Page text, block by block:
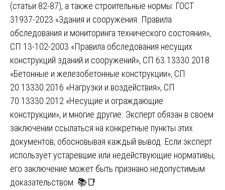
(статьи 82-87), а также строительные нормы: ГОСТ
31937-2023 «Здания и сооружения. Правила
обследования и мониторинга технического состояния»,
СП 13-102-2003 «Правила обследования несущих
конструкций зданий и сооружений», СП 63.13330.2018
«Бетонные и железобетонные конструкции», СП
20.13330.2016 «Нагрузки и воздействия», СП
70.13330.2012 «Несущие и ограждающие
конструкции», и многие другие. Эксперт обязан в своем
заключении ссылаться на конкретные пункты этих
документов, обосновывая каждый вывод. Если эксперт
использует устаревшие или недействующие нормативы,
его заключение может быть признано недопустимым
доказательством. 📚📑